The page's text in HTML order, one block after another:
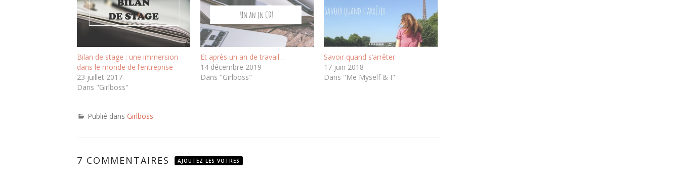
Bilan de stage : une immersion
dans le monde de l’entreprise
23 juillet 2017
Dans "Girlboss"
Et après un an de travail…
14 décembre 2019
Dans "Girlboss"
Savoir quand s’arrêter
17 juin 2018
Dans "Me Myself & I"
Publié dans Girlboss
7 COMMENTAIRES AJOUTEZ LES VOTRES